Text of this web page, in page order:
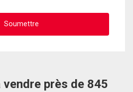
près de 845